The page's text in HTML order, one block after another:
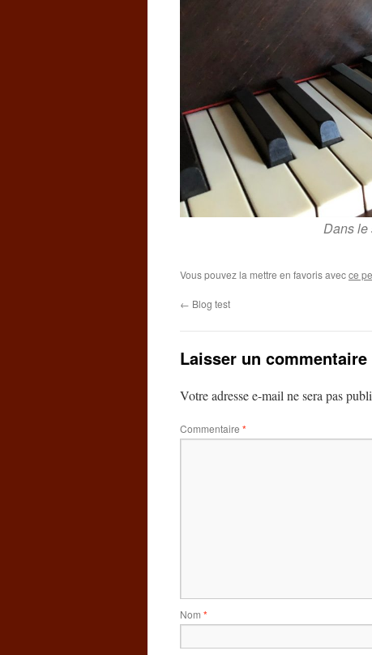
Dans le
Vous pouvez la mettre en favoris avecce
← Blog test
Laisser un commentaire
Votre adresse e-mail ne sera pas
Commentaire *
Nom *